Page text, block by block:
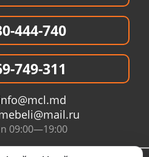
444-740
749-311
09:00—19:00